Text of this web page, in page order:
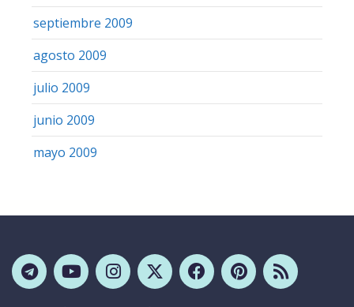
septiembre 2009
agosto 2009
julio 2009
junio 2009
mayo 2009